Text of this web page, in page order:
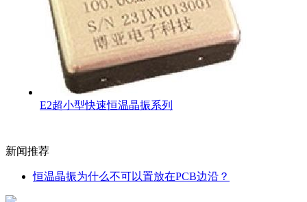
E2超小型快速恒温晶振系列
新闻推荐
恒温晶振为什么不可以置放在PCB边沿？